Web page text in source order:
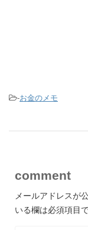
-お金のメモ
comment
メールアドレスが
いる欄は必須項目